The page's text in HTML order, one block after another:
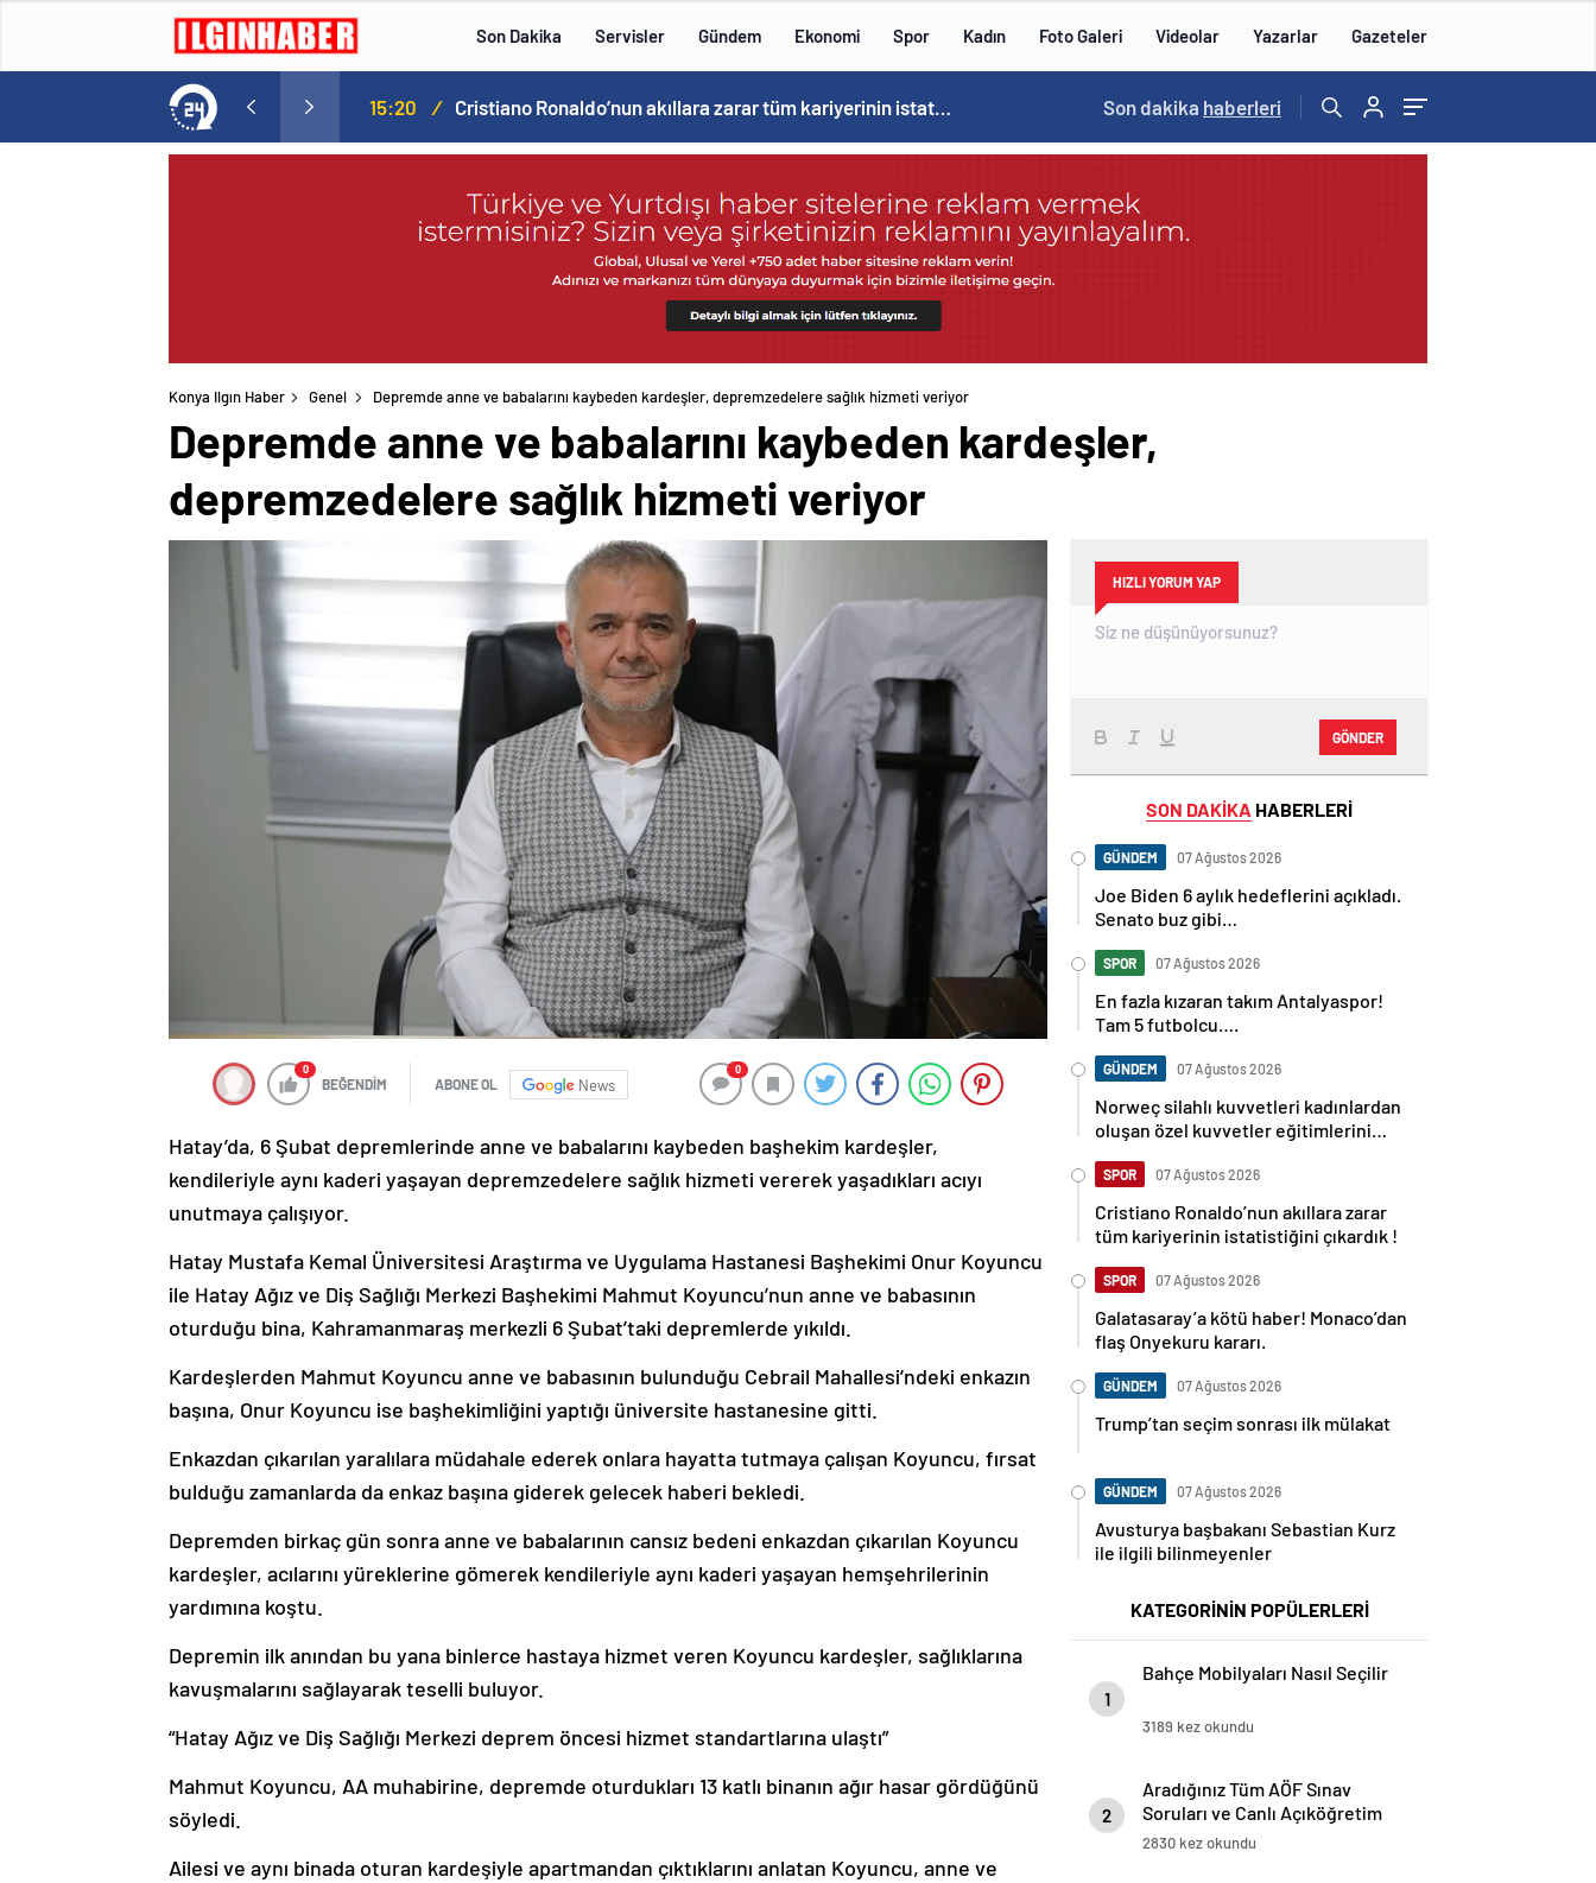
Son Dakika Servisler Gündem Ekonomi Spor Kadın Foto Galeri Videolar Yazarlar Gazeteler
Norweç silahlı kuvvetleri kadınlardan oluşan özel kuvvetler eğitimlerini başlattı. 15:20 / Cristiano Ronaldo’nun akıllara zarar tüm kariyerinin istatistiğini çıkardık ! 14:57 /
Son dakika haberleri
Konya Ilgın Haber Genel Depremde anne ve babalarını kaybeden kardeşler, depremzedelere sağlık hizmeti veriyor
Depremde anne ve babalarını kaybeden kardeşler,
depremzedelere sağlık hizmeti veriyor
0
BEĞENDİM ABONE OL News
0
Hatay’da, 6 Şubat depremlerinde anne ve babalarını kaybeden başhekim kardeşler,
kendileriyle aynı kaderi yaşayan depremzedelere sağlık hizmeti vererek yaşadıkları acıyı
unutmaya çalışıyor.
Hatay Mustafa Kemal Üniversitesi Araştırma ve Uygulama Hastanesi Başhekimi Onur Koyuncu
ile Hatay Ağız ve Diş Sağlığı Merkezi Başhekimi Mahmut Koyuncu’nun anne ve babasının
oturduğu bina, Kahramanmaraş merkezli 6 Şubat’taki depremlerde yıkıldı.
Kardeşlerden Mahmut Koyuncu anne ve babasının bulunduğu Cebrail Mahallesi’ndeki enkazın
başına, Onur Koyuncu ise başhekimliğini yaptığı üniversite hastanesine gitti.
Enkazdan çıkarılan yaralılara müdahale ederek onlara hayatta tutmaya çalışan Koyuncu, fırsat
bulduğu zamanlarda da enkaz başına giderek gelecek haberi bekledi.
Depremden birkaç gün sonra anne ve babalarının cansız bedeni enkazdan çıkarılan Koyuncu
kardeşler, acılarını yüreklerine gömerek kendileriyle aynı kaderi yaşayan hemşehrilerinin
yardımına koştu.
Depremin ilk anından bu yana binlerce hastaya hizmet veren Koyuncu kardeşler, sağlıklarına
kavuşmalarını sağlayarak teselli buluyor.
“Hatay Ağız ve Diş Sağlığı Merkezi deprem öncesi hizmet standartlarına ulaştı”
Mahmut Koyuncu, AA muhabirine, depremde oturdukları 13 katlı binanın ağır hasar gördüğünü
söyledi.
Ailesi ve aynı binada oturan kardeşiyle apartmandan çıktıklarını anlatan Koyuncu, anne ve
HIZLI YORUM YAP
GÖNDER
SON DAKİKA HABERLERİ
GÜNDEM 07 Ağustos 2026
Joe Biden 6 aylık hedeflerini açıkladı.
Senato buz gibi…
SPOR 07 Ağustos 2026
En fazla kızaran takım Antalyaspor!
Tam 5 futbolcu….
GÜNDEM 07 Ağustos 2026
Norweç silahlı kuvvetleri kadınlardan
oluşan özel kuvvetler eğitimlerini
SPOR 07 Ağustos 2026
Cristiano Ronaldo’nun akıllara zarar
tüm kariyerinin istatistiğini çıkardık !
SPOR 07 Ağustos 2026
Galatasaray’a kötü haber! Monaco’dan
flaş Onyekuru kararı.
GÜNDEM 07 Ağustos 2026
Trump’tan seçim sonrası ilk mülakat
GÜNDEM 07 Ağustos 2026
Avusturya başbakanı Sebastian Kurz
ile ilgili bilinmeyenler
KATEGORİNİN POPÜLERLERİ
1
Bahçe Mobilyaları Nasıl Seçilir
3189 kez okundu
2
Aradığınız Tüm AÖF Sınav
Soruları ve Canlı Açıköğretim
Forumu Burada
2830 kez okundu